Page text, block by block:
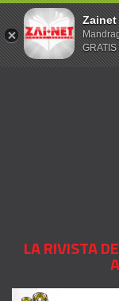
LA RIVISTA
Zainet